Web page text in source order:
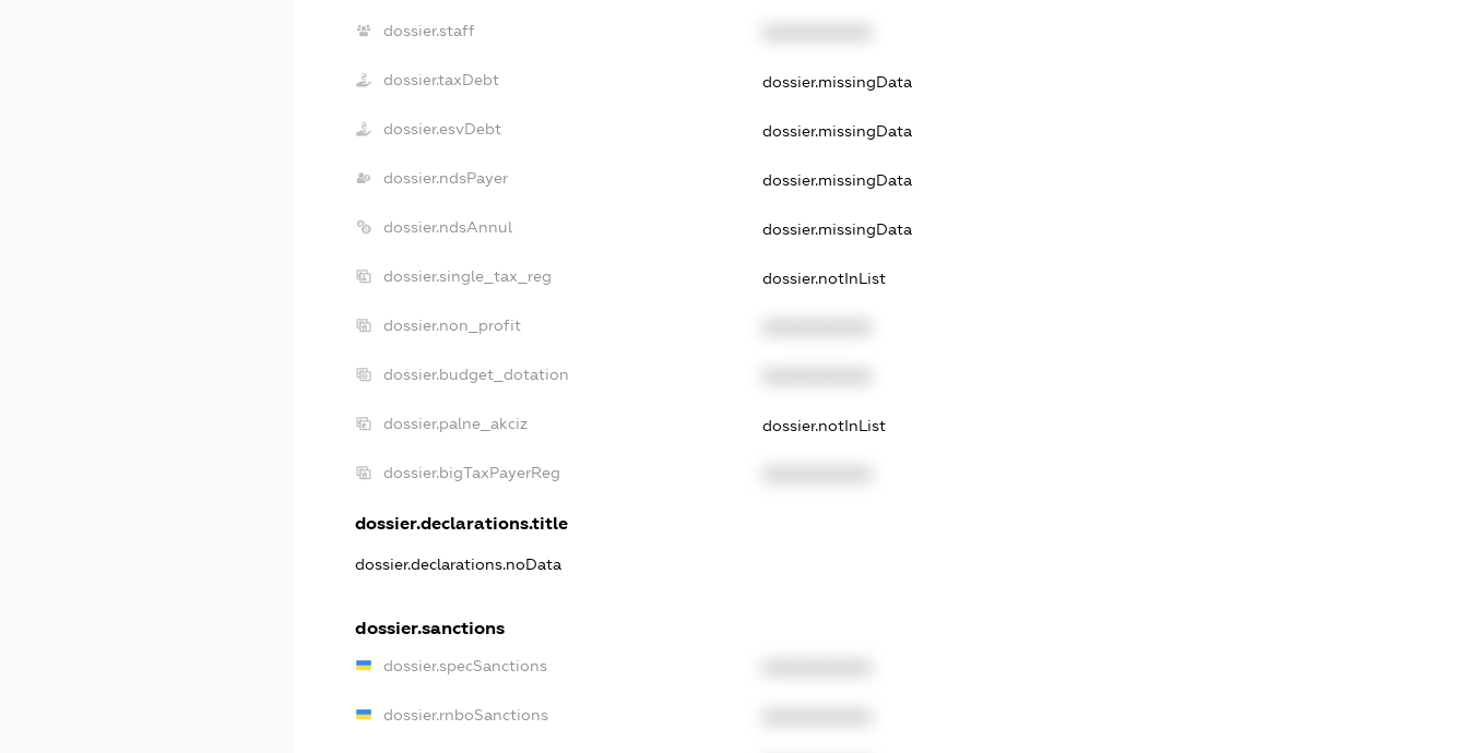
dossier.staff
dossier.taxDebt dossier.missingData
dossier.esvDebt dossier.missingData
dossier.ndsPayer dossier.missingData
dossier.ndsAnnul dossier.missingData
dossier.single_tax_reg dossier.notInList
dossier.non_profit
dossier.budget_dotation
dossier.palne_akciz dossier.notInList
dossier.bigTaxPayerReg
dossier.declarations.title
dossier.declarations.noData
dossier.sanctions
dossier.specSanctions
dossier.rnboSanctions